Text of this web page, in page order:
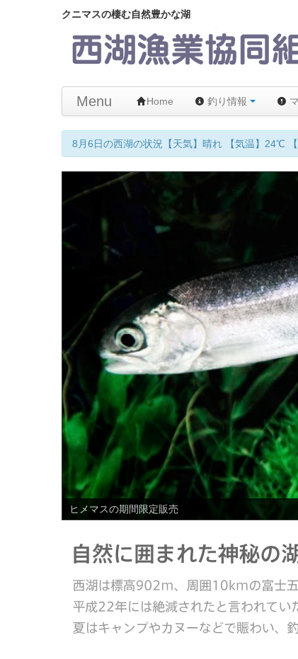
クニマスの棲む自然豊かな湖
Menu Home 釣り情報
【メモ】西湖はムーチング 禁止です！違反者には
ヒメマスの期間限定販売